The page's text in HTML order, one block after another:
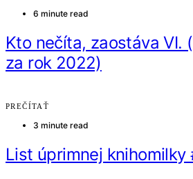
6 minute read
Kto nečíta, zaostáva VI.
za rok 2022)
PREČÍTAŤ
3 minute read
List úprimnej knihomilky